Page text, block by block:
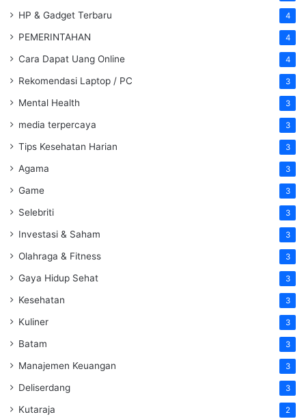
HP & Gadget Terbaru 4
PEMERINTAHAN 4
Cara Dapat Uang Online 4
Rekomendasi Laptop / PC 3
Mental Health 3
media terpercaya 3
Tips Kesehatan Harian 3
Agama 3
Game 3
Selebriti 3
Investasi & Saham 3
Olahraga & Fitness 3
Gaya Hidup Sehat 3
Kesehatan 3
Kuliner 3
Batam 3
Manajemen Keuangan 3
Deliserdang 3
Kutaraja 2